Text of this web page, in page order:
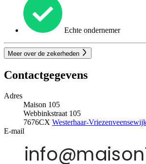
Echte ondernemer
Meer over de zekerheden
Contactgegevens
Adres
Maison 105
Webbinkstraat 105
7676CX Westerhaar-
E-mail